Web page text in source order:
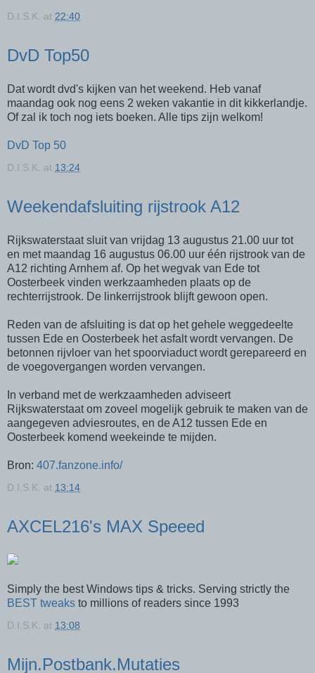
D.I.S.K. at 22:40
DvD Top50
Dat wordt dvd's kijken van het weekend. Heb vanaf
maandag ook nog eens 2 weken vakantie in dit kikkerlandje.
Of zal ik toch nog iets boeken. Alle tips zijn welkom!
DvD Top 50
D.I.S.K. at 13:24
Weekendafsluiting rijstrook A12
Rijkswaterstaat sluit van vrijdag 13 augustus 21.00 uur tot
en met maandag 16 augustus 06.00 uur één rijstrook van de
A12 richting Arnhem af. Op het wegvak van Ede tot
Oosterbeek vinden werkzaamheden plaats op de
rechterrijstrook. De linkerrijstrook blijft gewoon open.
Reden van de afsluiting is dat op het gehele weggedeelte
tussen Ede en Oosterbeek het asfalt wordt vervangen. De
betonnen rijvloer van het spoorviaduct wordt gerepareerd en
de voegovergangen worden vervangen.
In verband met de werkzaamheden adviseert
Rijkswaterstaat om zoveel mogelijk gebruik te maken van de
aangegeven adviesroutes, en de A12 tussen Ede en
Oosterbeek komend weekeinde te mijden.
Bron: 407.fanzone.info/
D.I.S.K. at 13:14
AXCEL216's MAX Speeed
Simply the best Windows tips & tricks. Serving strictly the
BEST tweaks to millions of readers since 1993
D.I.S.K. at 13:08
Mijn.Postbank.Mutaties